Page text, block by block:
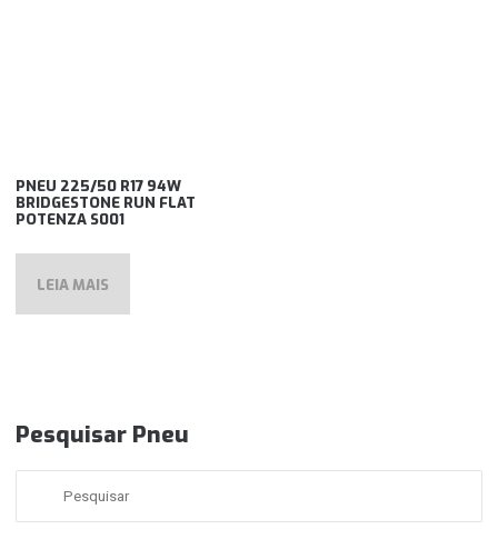
PNEU 225/50 R17 94W
BRIDGESTONE RUN FLAT
POTENZA S001
LEIA MAIS
Pesquisar Pneu